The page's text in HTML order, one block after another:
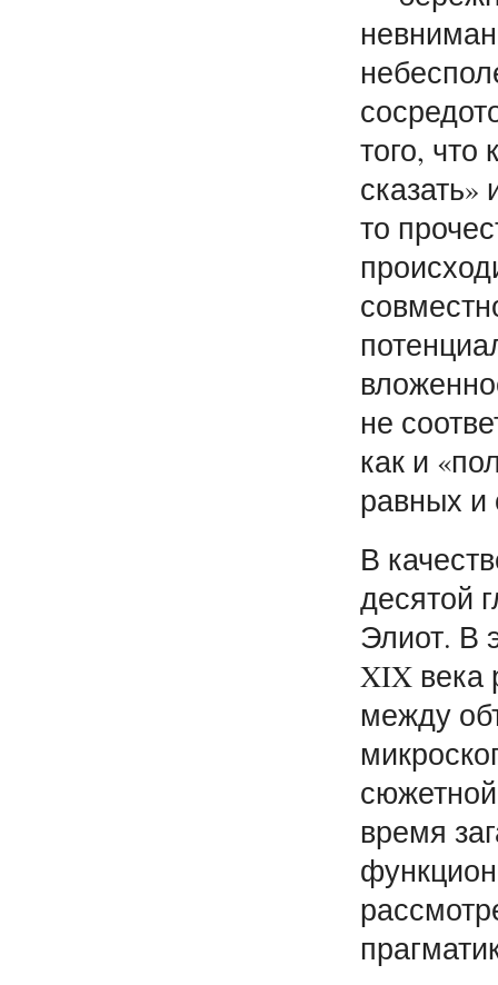
того, что
то
не
как и
равных и
В
десятой
Элиот. В
XIX века
между
время